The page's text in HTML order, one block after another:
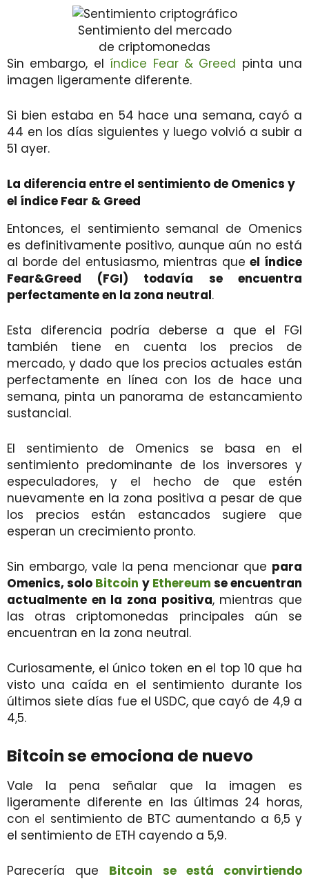
Sentimiento del mercado
de criptomonedas
Sin embargo, el índice Fear & Greed pinta una
imagen ligeramente diferente.
Si bien estaba en 54 hace una semana, cayó a
44 en los días siguientes y luego volvió a subir a
51 ayer.
La diferencia entre el sentimiento de Omenics y
el índice Fear & Greed
Entonces, el sentimiento semanal de Omenics
es definitivamente positivo, aunque aún no está
al borde del entusiasmo, mientras queel índice
Fear&Greed (FGI) todavía se encuentra
perfectamente en la zona neutral.
Esta diferencia podría deberse a que el FGI
también tiene en cuenta los precios de
mercado, y dado que los precios actuales están
perfectamente en línea con los de hace una
semana, pinta un panorama de estancamiento
sustancial.
El sentimiento de Omenics se basa en el
sentimiento predominante de los inversores y
especuladores, y el hecho de que estén
nuevamente en la zona positiva a pesar de que
los precios están estancados sugiere que
esperan un crecimiento pronto.
Sin embargo, vale la pena mencionar que para
Omenics, solo Bitcoin yEthereum se encuentran
actualmente en la zona positiva, mientras que
las otras criptomonedas principales aún se
encuentran en la zona neutral.
Curiosamente, el único token en el top 10 que ha
visto una caída en el sentimiento durante los
últimos siete días fue el USDC, que cayó de 4,9 a
4,5.
Bitcoin se emociona de nuevo
Vale la pena señalar que la imagen es
ligeramente diferente en las últimas 24 horas,
con el sentimiento de BTC aumentando a 6,5 ​​y
el sentimiento de ETH cayendo a 5,9.
Parecería que Bitcoin se está convirtiendo